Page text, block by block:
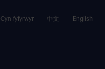
Cyn-fyfyrwyr 中文 English